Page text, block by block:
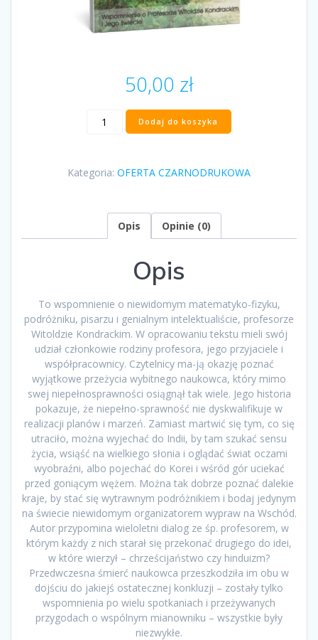
50,00 zł
ilość
"Epilogi
Marek
Piotr
Witt)
Dodaj do koszyka
Kategoria: OFERTA CZARNODRUKOWA
Opis Opinie (0)
Opis
To wspomnienie o niewidomym matematyko-fizyku,
podróżniku, pisarzu i genialnym intelektualiście, profesorze
Witoldzie Kondrackim. W opracowaniu tekstu mieli swój
udział członkowie rodziny profesora, jego przyjaciele i
współpracownicy. Czytelnicy ma-ją okazję poznać
wyjątkowe przeżycia wybitnego naukowca, który mimo
swej niepełnosprawności osiągnął tak wiele. Jego historia
pokazuje, że niepełno-sprawność nie dyskwalifikuje w
realizacji planów i marzeń. Zamiast martwić się tym, co się
utraciło, można wyjechać do Indii, by tam szukać sensu
życia, wsiąść na wielkiego słonia i oglądać świat oczami
wyobraźni, albo pojechać do Korei i wśród gór uciekać
przed goniącym wężem. Można tak dobrze poznać dalekie
kraje, by stać się wytrawnym podróżnikiem i bodaj jedynym
na świecie niewidomym organizatorem wypraw na Wschód.
Autor przypomina wieloletni dialog ze śp. profesorem, w
którym każdy z nich starał się przekonać drugiego do idei,
w które wierzył – chrześcijaństwo czy hinduizm?
Przedwczesna śmierć naukowca przeszkodziła im obu w
dojściu do jakiejś ostatecznej konkluzji – zostały tylko
wspomnienia po wielu spotkaniach i przeżywanych
przygodach o wspólnym mianowniku – wszystkie były
niezwykłe.